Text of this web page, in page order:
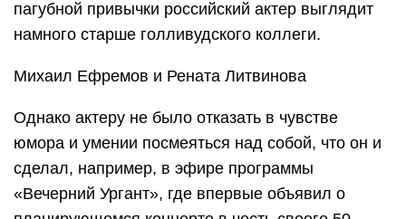
пагубной привычки российский актер выглядит
намного старше голливудского коллеги.
Михаил Ефремов и Рената Литвинова
Однако актеру не было отказать в чувстве
юмора и умении посмеяться над собой, что он и
сделал, например, в эфире программы
«Вечерний Ургант», где впервые объявил о